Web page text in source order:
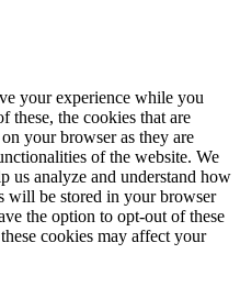
your experience while you
these, the cookies that are
your browser as they are
of the website. We
us analyze and understand how
will be stored in your browser
the option to opt-out of these
cookies may affect your